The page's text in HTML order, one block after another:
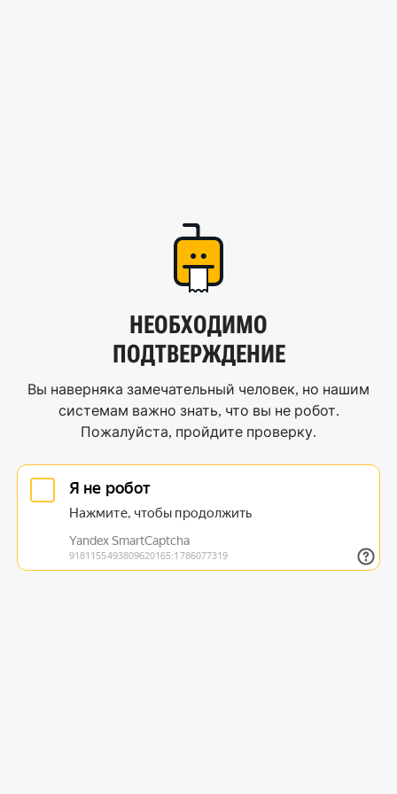
НЕОБХОДИМО
ПОДТВЕРЖДЕНИЕ
Вы наверняка замечательный человек, но нашим
системам важно знать, что вы не робот.
Пожалуйста, пройдите проверку.